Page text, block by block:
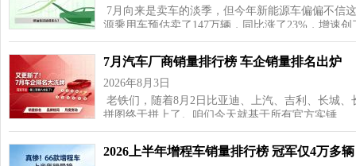
7月向来是卖车的淡季，但今年新能源车偏偏不信
源乘用车预估卖了147万辆，同比涨了23%，增速
7月汽车厂商销量排行榜 车企销量排名出炉
2026年8月3日
老铁们，随着8月2日比亚迪、上汽、吉利、长城
拼图终于拼上了。咱们今天就基于所有官方实锤…
2026上半年增程车销量排行榜 冠军仅4万多辆